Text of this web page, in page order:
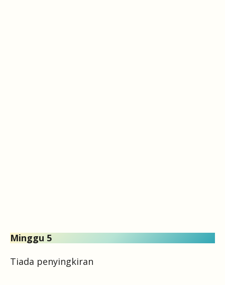
Minggu 5
Tiada penyingkiran